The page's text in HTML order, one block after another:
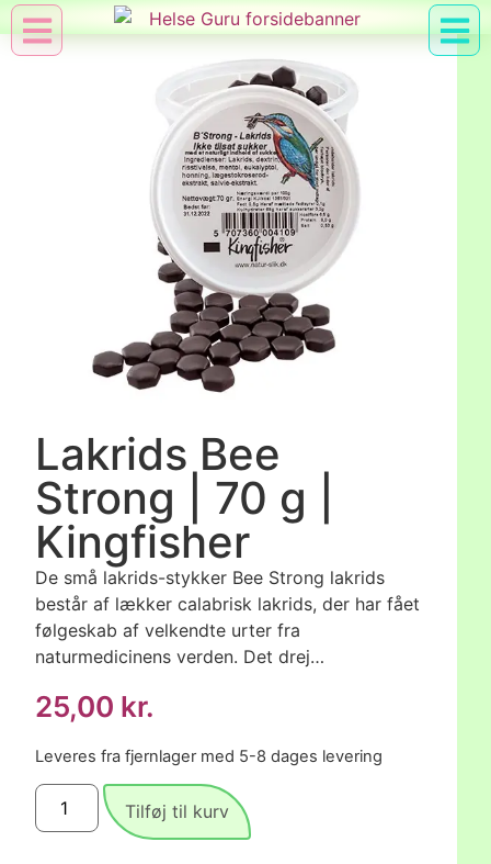
Lakrids Bee
Strong | 70 g |
Kingfisher
De små lakrids-stykker Bee Strong lakrids
består af lækker calabrisk lakrids, der har fået
følgeskab af velkendte urter fra
naturmedicinens verden. Det drej…
25,00 kr.
Leveres fra fjernlager med 5-8 dages levering
Tilføj til kurv